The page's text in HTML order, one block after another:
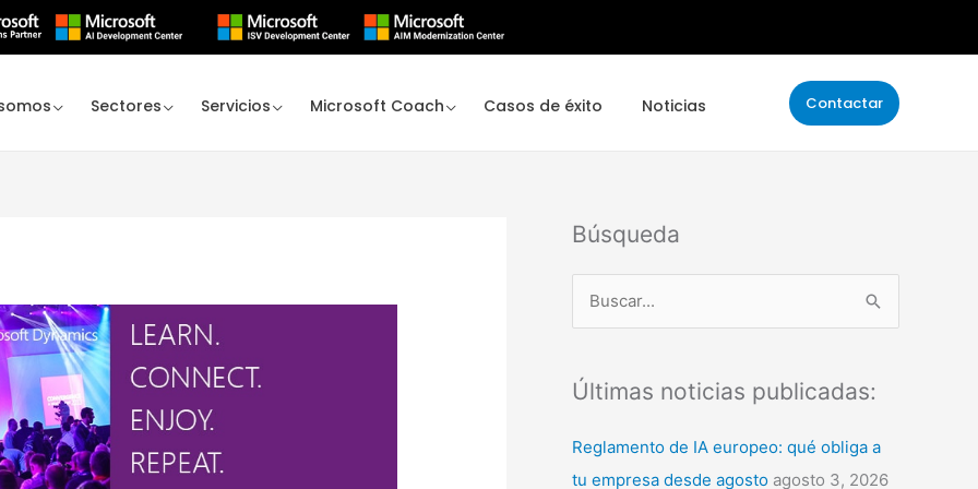
Sectores Servicios Microsoft Coach Casos de éxito Noticias Contactar
Búsqueda
c
a
r
Últimas noticias publicadas:
Reglamento de IA europeo: qué obliga a
tu empresa desde agosto agosto 3, 2026